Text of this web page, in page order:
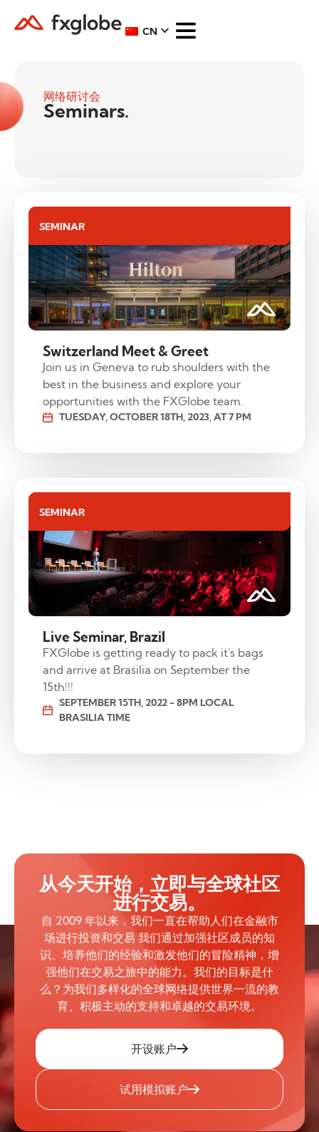
CN
网络研讨会
Seminars.
SEMINAR
Switzerland Meet & Greet
Join us in Geneva to rub shoulders with the
best in the business and explore your
opportunities with the FXGlobe team.
TUESDAY, OCTOBER 18TH, 2023, AT 7 PM
SEMINAR
Live Seminar, Brazil
FXGlobe is getting ready to pack it's bags
and arrive at Brasilia on September the
15th!!!
SEPTEMBER 15TH, 2022 - 8PM LOCAL
BRASILIA TIME
从今天开始，立即与全球社区
进行交易。
自 2009 年以来，我们一直在帮助人们在金融市
场进行投资和交易 我们通过加强社区成员的知
识、培养他们的经验和激发他们的冒险精神，增
强他们在交易之旅中的能力。我们的目标是什
么？为我们多样化的全球网络提供世界一流的教
育、积极主动的支持和卓越的交易环境。
开设账户
试用模拟账户